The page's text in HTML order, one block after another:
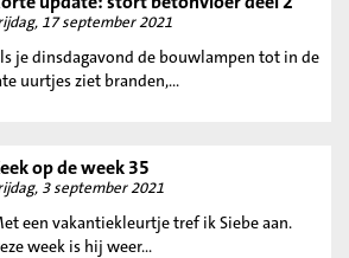
17 september 2021
je dinsdagavond de bouwlampen tot in de
uurtjes ziet branden,...
op de week 35
3 september 2021
een vakantiekleurtje tref ik Siebe aan.
week is hij weer...